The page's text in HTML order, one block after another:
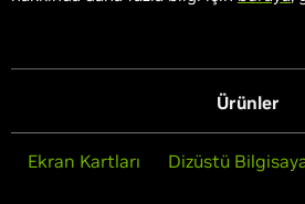
Ürünler
Ekran Kartları Dizüstü